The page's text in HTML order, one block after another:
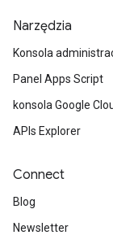
Narzędzia
Konsola
Panel Apps Script
konsola Google
APIs Explorer
Connect
Blog
Newsletter